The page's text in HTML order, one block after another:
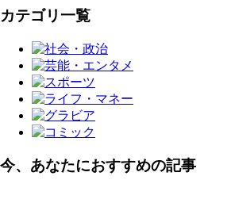
カテゴリ一覧
今、あなたにおすすめの記事